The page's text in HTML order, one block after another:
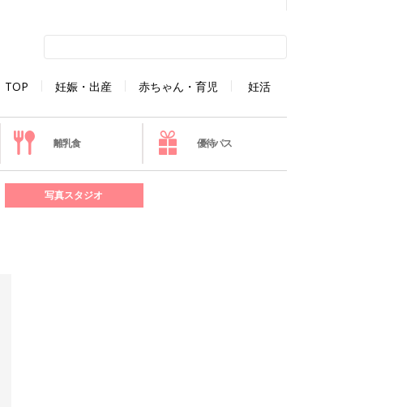
TOP 妊娠・出産 赤ちゃん・育児 妊活
離乳食 優待パス
写真スタジオ